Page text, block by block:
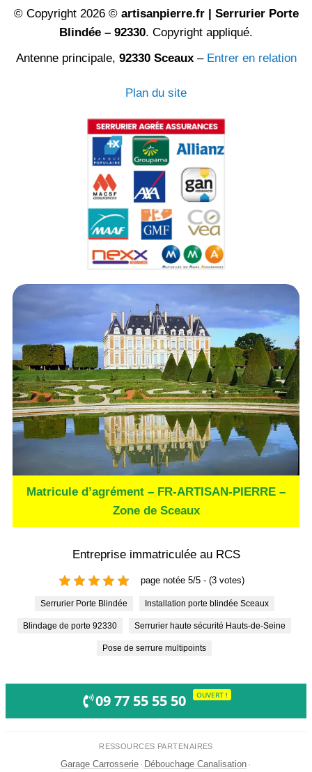
© Copyright 2026 © artisanpierre.fr | Serrurier Porte
Blindée – 92330. Copyright appliqué.
Antenne principale, 92330 Sceaux– Entrer en relation
Plan du site
Matricule d’agrément – FR-ARTISAN-PIERRE –
Zone de Sceaux
Entreprise immatriculée au RCS
page notée 5/5 - (3 votes)
Serrurier Porte Blindée Installation porte blindée Sceaux
Blindage de porte 92330 Serrurier haute sécurité Hauts-de-Seine
Pose de serrure multipoints
09 77 55 55 50 OUVERT !
RESSOURCES PARTENAIRES
Garage Carrosserie · Débouchage Canalisation ·